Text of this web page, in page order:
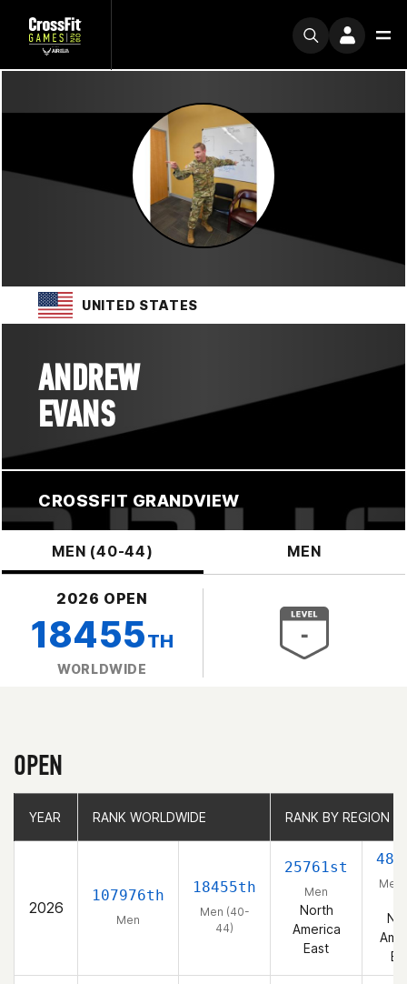
UNITED STATES
ANDREW
EVANS
CROSSFIT GRANDVIEW
MEN (40-44) MEN
2026 OPEN
18455TH
WORLDWIDE
OPEN
YEAR RANK WORLDWIDE RANK BY REGION
2026
107976th
Men
18455th
Men (40-
44)
25761st
Men
North
America
East
Men
YEAR RANK WORLDWIDE RANK BY REGION